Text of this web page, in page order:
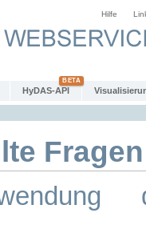
Hilfe
HyDAS-API